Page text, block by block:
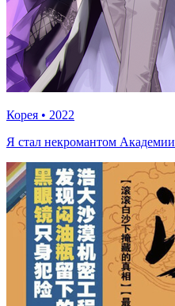
Корея • 2022
Я стал некромантом Академии